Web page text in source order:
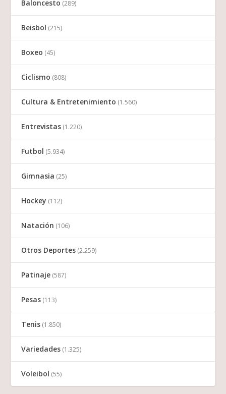
Baloncesto (289)
Beisbol (215)
Boxeo (45)
Ciclismo (808)
Cultura & Entretenimiento (1.560)
Entrevistas (1.220)
Futbol (5.934)
Gimnasia (25)
Hockey (112)
Natación (106)
Otros Deportes (2.259)
Patinaje (587)
Pesas (113)
Tenis (1.850)
Variedades (1.325)
Voleibol (55)